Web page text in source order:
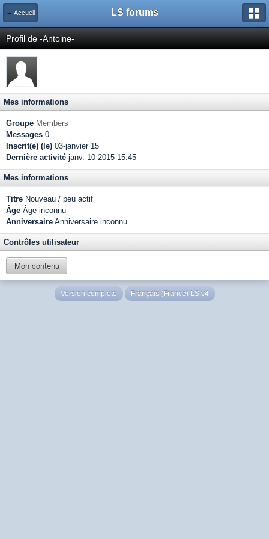
← Accueil LS forums
Profil de -Antoine-
Mes informations
Groupe Members
Messages 0
Inscrit(e) (le) 03-janvier 15
Dernière activité janv. 10 2015 15:45
Mes informations
Titre Nouveau / peu actif
Âge Âge inconnu
Anniversaire Anniversaire inconnu
Contrôles utilisateur
Mon contenu
Version complète Français (France) LS v4